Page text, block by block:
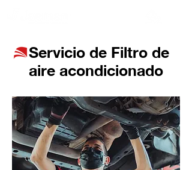
Servicio de Filtro de
aire acondicionado